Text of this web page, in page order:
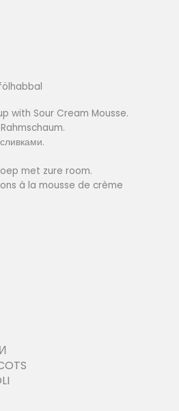
with Sour Cream Mousse.
met zure room.
à la mousse de crème